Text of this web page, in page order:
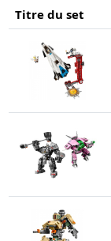
Titre du set